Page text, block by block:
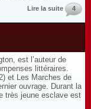
Lire la suite 4
est l’auteur de
littéraires.
et Les Marches de
ouvrage. Durant la
très jeune esclave est